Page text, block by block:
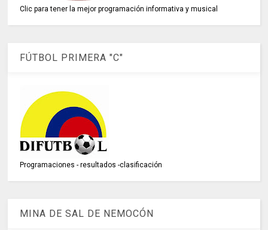
Clic para tener la mejor programación informativa y musical
FÚTBOL PRIMERA "C"
Programaciones - resultados -clasificación
MINA DE SAL DE NEMOCÓN